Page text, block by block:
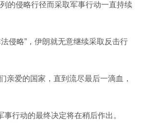
的侵略行径而采取军事行动一直持续
侵略”，伊朗就无意继续采取反击行
亲爱的国家，直到流尽最后一滴血，
行动的最终决定将在稍后作出。